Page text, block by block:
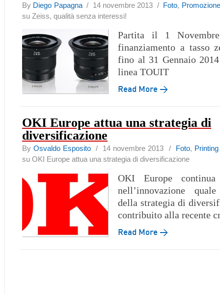
By Diego Papagna/ 14 novembre 2013 / Foto, Promozione
su Zeiss, qualità senza interessi!
Partita il 1
finanziamento a tasso
fino al 31 Gennaio
linea TOUIT
Read More →
OKI Europe attua una strategia di
diversificazione
ByOsvaldo Esposito / 14 novembre 2013 / Foto, Printing
su OKI Europe attua una strategia di diversificazione
OKI Europe
nell’innovazione
della strategia di
contribuito alla recente
Read More →